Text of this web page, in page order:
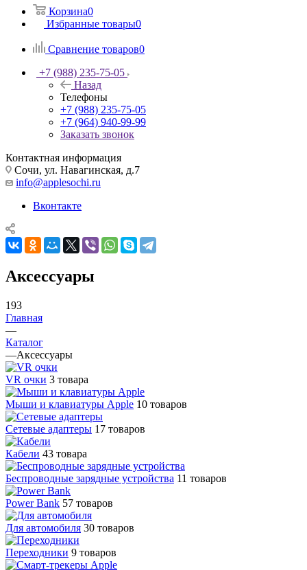
Корзина0
Избранные товары0
Сравнение товаров0
+7 (988) 235-75-05
Назад
Телефоны
+7 (988) 235-75-05
+7 (964) 940-99-99
Заказать звонок
Контактная информация
Сочи, ул. Навагинская, д.7
info@applesochi.ru
Вконтакте
Аксессуары
193
Главная
—
Каталог
—Аксессуары
VR очки 3 товара
Мыши и клавиатуры Apple 10 товаров
Сетевые адаптеры 17 товаров
Кабели 43 товара
Беспроводные зарядные устройства 11 товаров
Power Bank 57 товаров
Для автомобиля 30 товаров
Переходники 9 товаров